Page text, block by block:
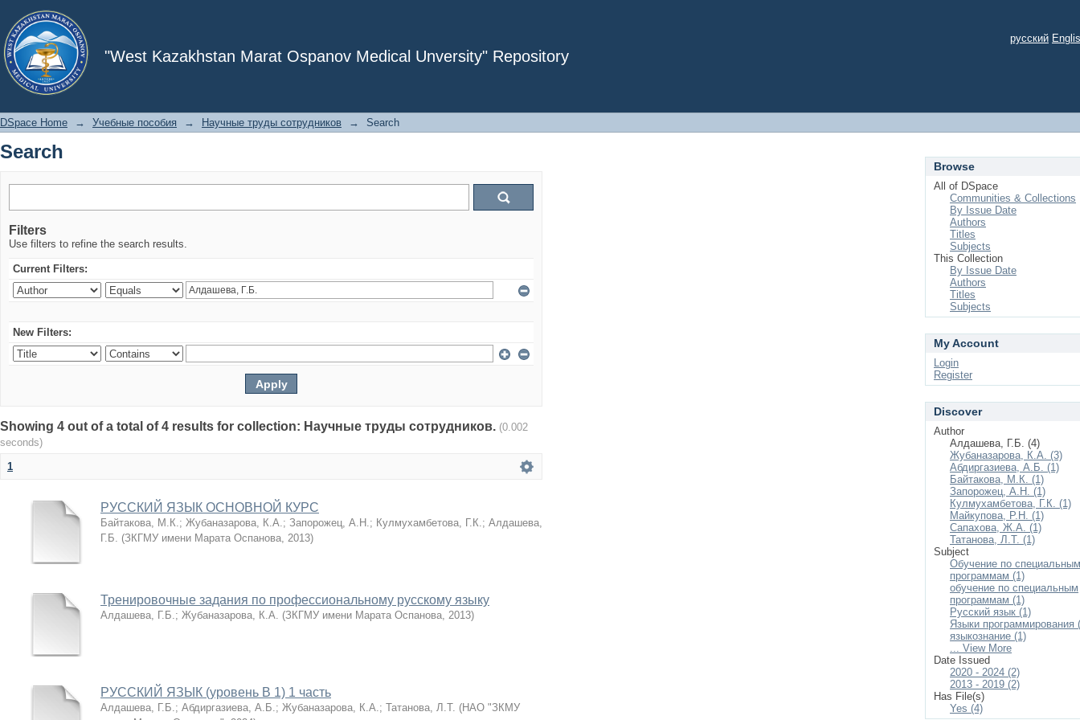
"West Kazakhstan Marat Ospanov Medical Unversity" Repository
Search
русский
DSpace Home → Учебные пособия → Научные труды сотрудников → Search
Search
Filters
Use filters to refine the search results.
Current Filters:
New Filters:
Showing 4 out of a total of 4 results for collection: Научные труды сотрудников. (0.002
seconds)
1
РУССКИЙ ЯЗЫК ОСНОВНОЙ КУРС
Байтакова, М.К.; Жубаназарова, К.А.; Запорожец, А.Н.; Кулмухамбетова, Г.К.; Алдашева,
Г.Б. (ЗКГМУ имени Марата Оспанова, 2013)
Тренировочные задания по профессиональному русскому языку
Алдашева, Г.Б.; Жубаназарова, К.А. (ЗКГМУ имени Марата Оспанова, 2013)
РУССКИЙ ЯЗЫК (уровень В 1) 1 часть
Алдашева, Г.Б.; Абдиргазиева, А.Б.; Жубаназарова, К.А.; Татанова, Л.Т. (НАО "ЗКМУ
Browse
All of DSpace
Communities & Collections
By Issue Date
Authors
Titles
Subjects
This Collection
By Issue Date
Authors
Titles
Subjects
My Account
Login
Register
Discover
Author
Алдашева, Г.Б. (4)
Жубаназарова, К.А. (3)
Абдиргазиева, А.Б. (1)
Байтакова, М.К. (1)
Запорожец, А.Н. (1)
Кулмухамбетова, Г.К. (1)
Майкупова, Р.Н. (1)
Сапахова, Ж.А. (1)
Татанова, Л.Т. (1)
Subject
Обучение по специальным
программам (1)
обучение по специальным
программам (1)
Русский язык (1)
Языки программирования
языкознание (1)
... View More
Date Issued
2020 - 2024 (2)
2013 - 2019 (2)
Has File(s)
Yes (4)